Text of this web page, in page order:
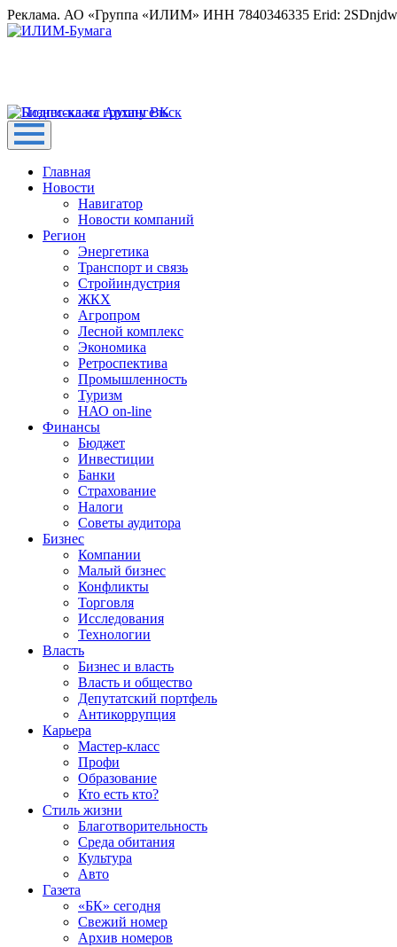
Реклама. АО «Группа «ИЛИМ» ИНН 7840346335 Erid:
Главная
Новости
Навигатор
Новости компаний
Регион
Энергетика
Транспорт и связь
Стройиндустрия
ЖКХ
Агропром
Лесной комплекс
Экономика
Ретроспектива
Промышленность
Туризм
НАО on-line
Финансы
Бюджет
Инвестиции
Банки
Страхование
Налоги
Советы аудитора
Бизнес
Компании
Малый бизнес
Конфликты
Торговля
Исследования
Технологии
Власть
Бизнес и власть
Власть и общество
Депутатский портфель
Антикоррупция
Карьера
Мастер-класс
Профи
Образование
Кто есть кто?
Стиль жизни
Благотворительность
Среда обитания
Культура
Авто
Газета
«БК» сегодня
Свежий номер
Архив номеров